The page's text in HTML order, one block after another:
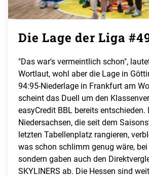
Die Lage der Liga
"Das war's vermeintlich schon",
Wortlaut, wohl aber die Lage in
94:95-Niederlage in Frankfurt am
scheint das Duell um den
easyCredit BBL bereits entschieden.
Niedersachsen, die seit dem
letzten Tabellenplatz rangieren,
was schon schlimm genug wäre,
sondern gaben auch den
SKYLINERS ab. Die Hessen sind